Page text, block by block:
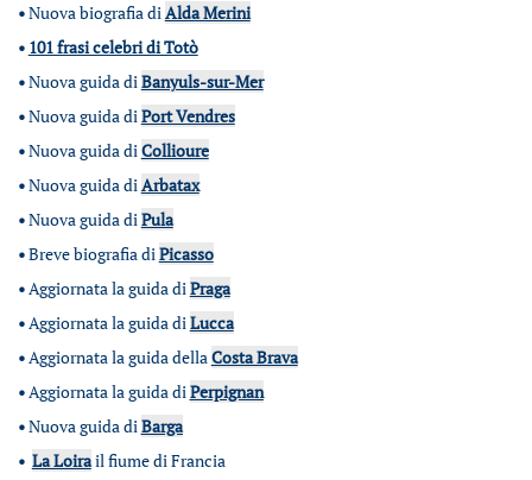
•Nuova biografia diAlda Merini
• 101 frasi celebri di Totò
•Nuova guida diBanyuls-sur-Mer
•Nuova guida diPort Vendres
•Nuova guida diCollioure
•Nuova guida diArbatax
•Nuova guida diPula
•Breve biografia diPicasso
•Aggiornata la guida diPraga
•Aggiornata la guida diLucca
•Aggiornata la guida dellaCosta Brava
•Aggiornata la guida diPerpignan
•Nuova guida diBarga
• La Loirail fiume di Francia